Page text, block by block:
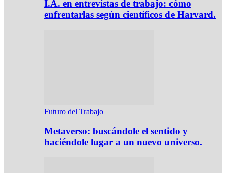
I.A. en entrevistas de trabajo: cómo
enfrentarlas según científicos de Harvard.
Futuro del Trabajo
Metaverso: buscándole el sentido y
haciéndole lugar a un nuevo universo.